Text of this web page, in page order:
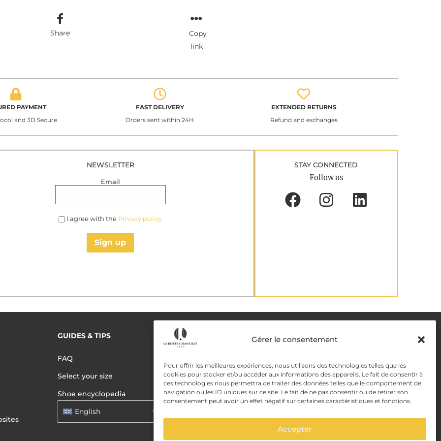
Gérer le consentement
Pour offrir les meilleures expériences, nous utilisons des technologies telles que les
cookies pour stocker et/ou accéder aux informations des appareils. Le fait de consentir à
ces technologies nous permettra de traiter des données telles que le comportement de
navigation ou les ID uniques sur ce site. Le fait de ne pas consentir ou de retirer son
consentement peut avoir un effet négatif sur certaines caractéristiques et fonctions.
Accepter
Share
Copy
link
PAYMENT
and 3D Secure
FAST DELIVERY
Orders sent within 24H
EXTENDED RETURNS
Refund and exchanges
NEWSLETTER
Email
I agree with the Privacy policy
Sign up
STAY CONNECTED
Follow us
GUIDES & TIPS
FAQ
Select your size
Shoe encyclopedia
English
READ MORE
Terms of use
Privacy policy
Data Privacy Management
DELIVERY METHODS
PAYMENT METHODS